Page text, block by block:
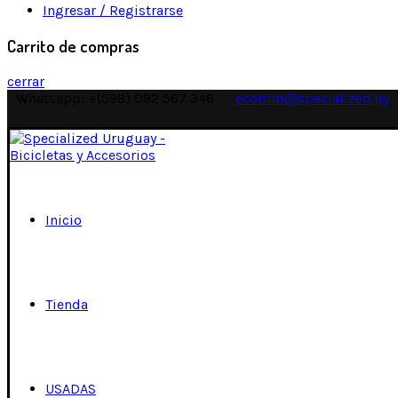
Ingresar / Registrarse
Carrito de compras
cerrar
ecomm@specialized.uy
Inicio
Tienda
USADAS